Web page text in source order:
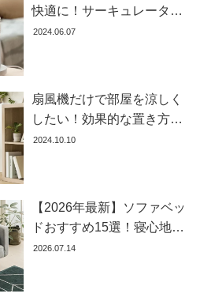
快適に！サーキュレーター
の効果的な使い方とおすす
2024.06.07
扇風機だけで部屋を涼しく
したい！効果的な置き方と
おすすめ商品を紹介します
2024.10.10
【2026年最新】ソファベッ
ドおすすめ15選！寝心地で
失敗しない選び方
2026.07.14